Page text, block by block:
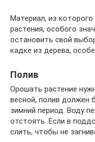
Материал, из
растения, особого
остановить свой
кадке из дерева,
Полив
Орошать растение
весной, полив должен
зимний период. Воду
отстоять. Если в
слить, чтобы не